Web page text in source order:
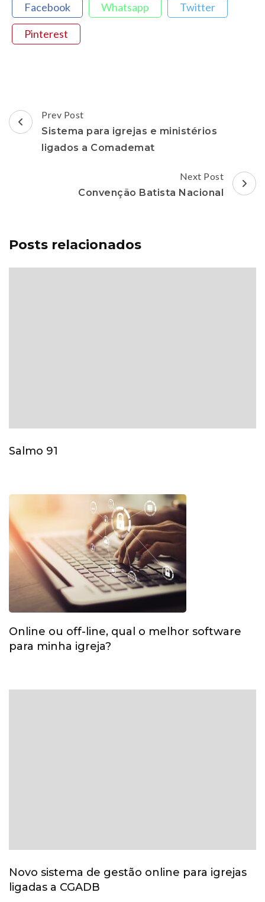
Facebook Whatsapp Twitter
Pinterest
Post
Navigation
Prev Post
Sistema para igrejas e ministérios
ligados a Comademat
Next Post
Convenção Batista Nacional
Posts relacionados
Salmo 91
Online ou off-line, qual o melhor software
para minha igreja?
Novo sistema de gestão online para igrejas
ligadas a CGADB